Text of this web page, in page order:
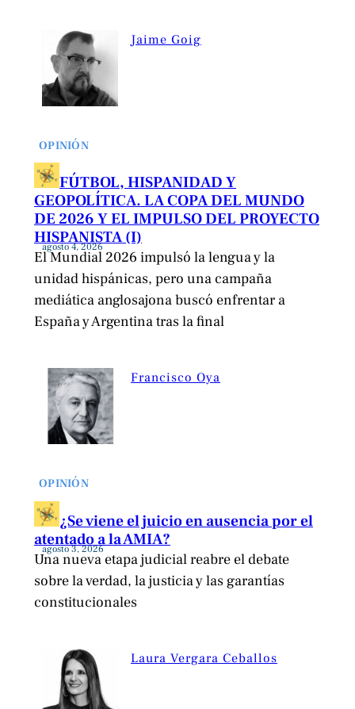
Jaime Goig
OPINIÓN
FÚTBOL, HISPANIDAD Y
GEOPOLÍTICA. LA COPA DEL MUNDO
DE 2026 Y EL IMPULSO DEL PROYECTO
HISPANISTA (I)
agosto 4, 2026
El Mundial 2026 impulsó la lengua y la
unidad hispánicas, pero una campaña
mediática anglosajona buscó enfrentar a
España y Argentina tras la final
Francisco Oya
OPINIÓN
¿Se viene el juicio en ausencia por el
atentado a la AMIA?
agosto 3, 2026
Una nueva etapa judicial reabre el debate
sobre la verdad, la justicia y las garantías
constitucionales
Laura Vergara Ceballos